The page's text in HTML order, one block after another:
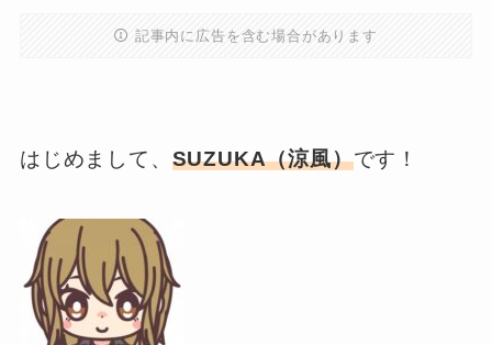
記事内に広告を含む場合があります
はじめまして、 SUZUKA（涼風）です！